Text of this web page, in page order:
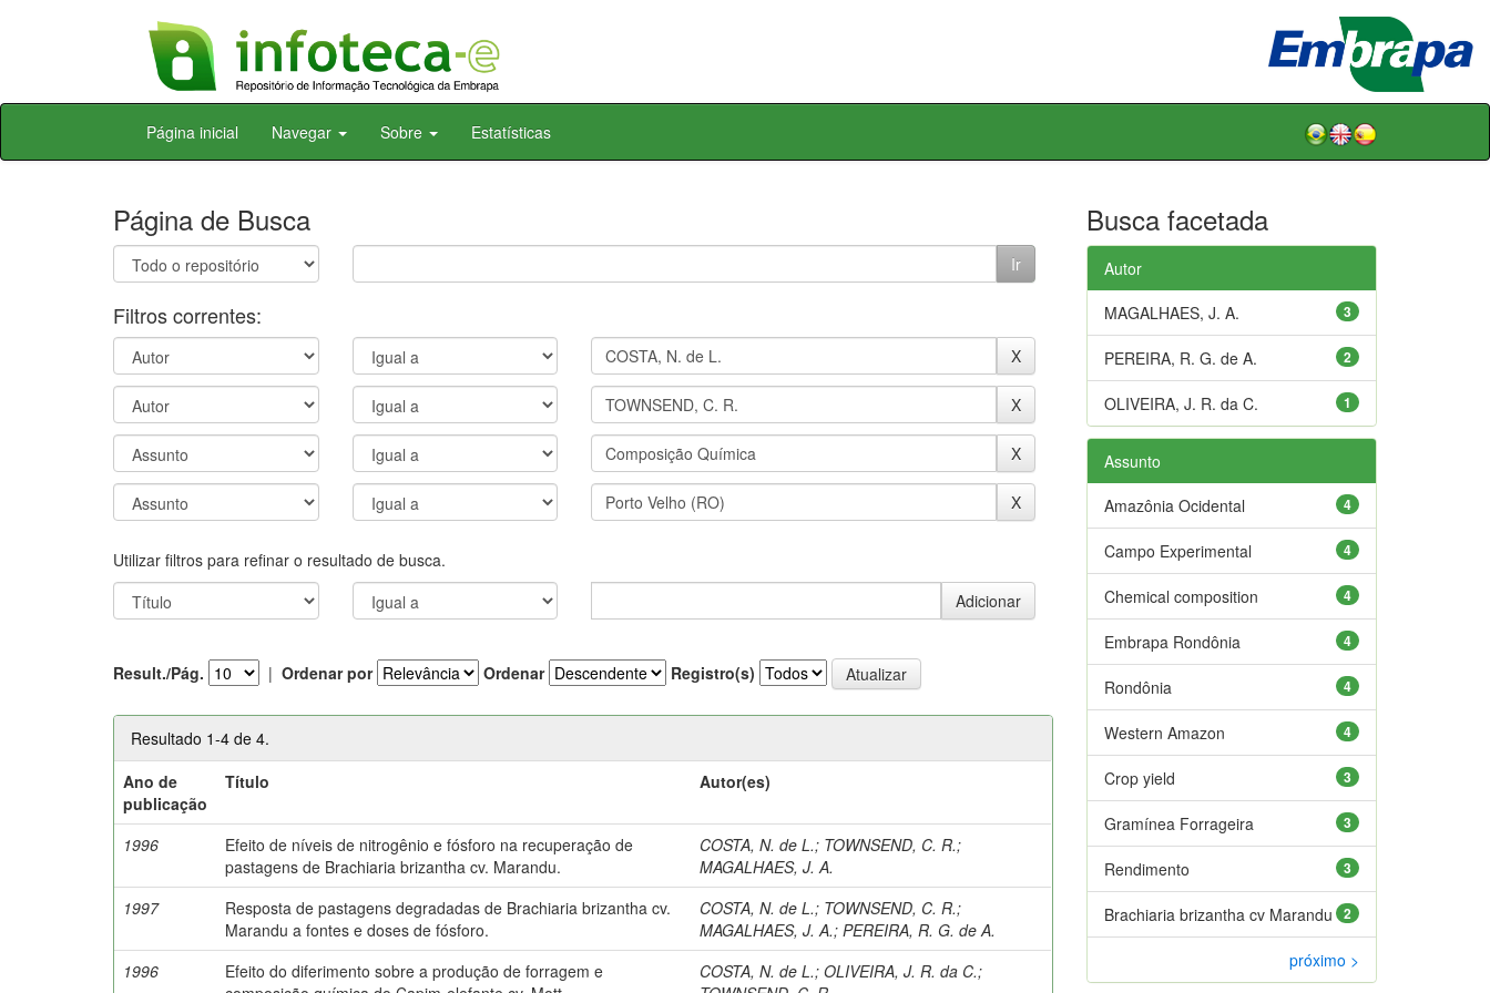
Skip
Página inicial Navegar Sobre Estatísticas
Página de Busca
Filtros correntes:
Utilizar filtros para refinar o resultado de busca.
Result./Pág. | Ordenar por Ordenar Registro(s)
Resultado 1-4 de 4.
Ano de
publicação
Título Autor(es)
1996
Efeito de níveis de nitrogênio e fósforo na recuperação de
pastagens de Brachiaria brizantha cv. Marandu.
COSTA, N. de L.; TOWNSEND, C. R.;
MAGALHAES, J. A.
1997
Resposta de pastagens degradadas de Brachiaria brizantha cv.
Marandu a fontes e doses de fósforo.
COSTA, N. de L.; TOWNSEND, C. R.;
MAGALHAES, J. A.;PEREIRA, R. G. de A.
1996
Efeito do diferimento sobre a produção de forragem e
COSTA, N. de L.;OLIVEIRA, J. R. da C.;
Busca facetada
Autor
3
MAGALHAES, J. A.
2
PEREIRA, R. G. de A.
1
OLIVEIRA, J. R. da C.
Assunto
4
Amazônia Ocidental
4
Campo Experimental
4
Chemical composition
4
Embrapa Rondônia
4
Rondônia
4
Western Amazon
3
Crop yield
3
Gramínea Forrageira
3
Rendimento
2
Brachiaria brizantha cv Marandu
próximo >